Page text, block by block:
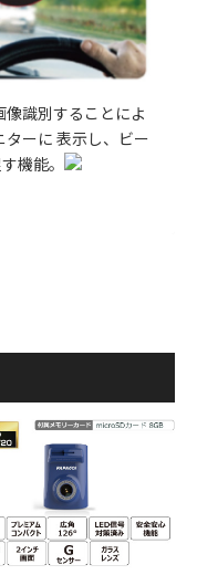
識別することによ
ーに 表示し、ビー
機能。
には、「